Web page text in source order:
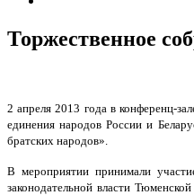
Торжественное
2 апреля 2013 года в конференц-
единения народов России и
братских народов».
В мероприятии принимали
законодательной власти